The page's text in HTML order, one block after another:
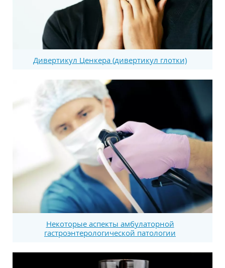
Дивертикул Ценкера (дивертикул глотки)
Некоторые аспекты амбулаторной
гастроэнтерологической патологии